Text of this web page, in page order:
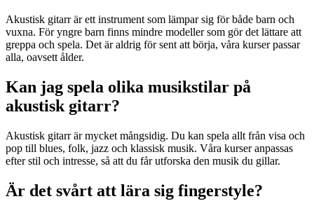
Akustisk gitarr är ett instrument som lämpar sig för både barn och
vuxna. För yngre barn finns mindre modeller som gör det lättare att
greppa och spela. Det är aldrig för sent att börja, våra kurser passar
alla, oavsett ålder.
Kan jag spela olika musikstilar på
akustisk gitarr?
Akustisk gitarr är mycket mångsidig. Du kan spela allt från visa och
pop till blues, folk, jazz och klassisk musik. Våra kurser anpassas
efter stil och intresse, så att du får utforska den musik du gillar.
Är det svårt att lära sig fingerstyle?